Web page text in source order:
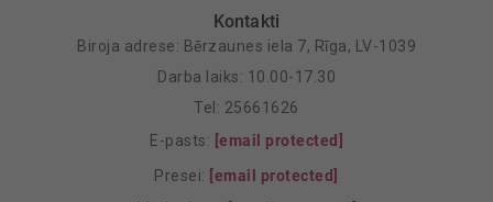
Kontakti
Biroja adrese: Bērzaunes iela 7, Rīga, LV-1039
Darba laiks: 10.00-17.30
Tel: 25661626
E-pasts: [email protected]
Presei: [email protected]